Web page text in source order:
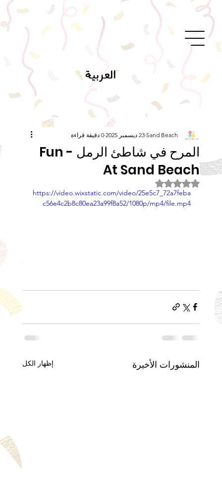
العربية
المرح في شاطئ الرمل - Fun
At Sand Beach
Sand Beach 23 ديسمبر 2025 0 دقيقة قراءة
تم التقييم بـ ليس رقمًا من أصل 5 نجوم.
https://video.wixstatic.com/video/25e5c7_72a7feba
c56e4c2b8c80ea23a99f8a52/1080p/mp4/file.mp4
المنشورات الأخيرة إظهار الكل